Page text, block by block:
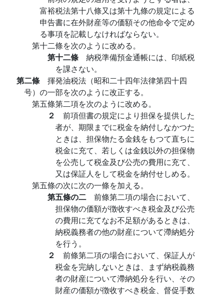
富裕税法第十八條又は第十九條の規定による
申告書に在外財産等の価額その他命令で定め
る事項を記載しなければならない。
第十二條を次のように改める。
第十二條 納税準備預金通帳には、印紙税
を課さない。
第二條 揮発油税法（昭和二十四年法律第四十四
号）の一部を次のように改正する。
第五條第二項を次のように改める。
２ 前項但書の規定により担保を提供した
者が、期限までに税金を納付しなかつた
ときは、担保物たる金銭をもつて直ちに
税金に充て、若しくは金銭以外の担保物
を公売して税金及び公売の費用に充て、
又は保証人をして税金を納付せしめる。
第五條の次に次の一條を加える。
第五條の二 前條第二項の場合において、
担保物の価額が徴收すべき税金及び公売
の費用に充てなお不足額があるときは、
納税義務者の他の財産について滯納処分
を行う。
２ 前條第二項の場合において、保証人が
税金を完納しないときは、まず納税義務
者の財産について滯納処分を行い、その
財産の価額が徴收すべき税金、督促手数